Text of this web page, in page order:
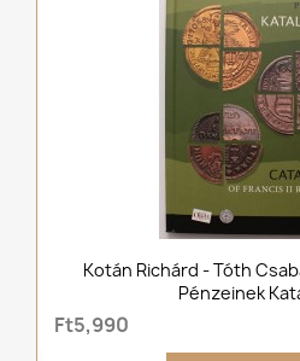
Kotán Richárd - Tóth
Pénzeinek
Ft5,990